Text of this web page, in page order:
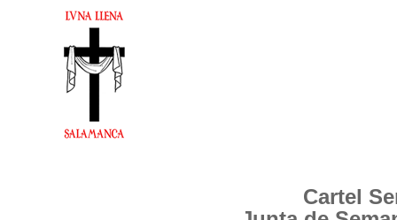
Cartel